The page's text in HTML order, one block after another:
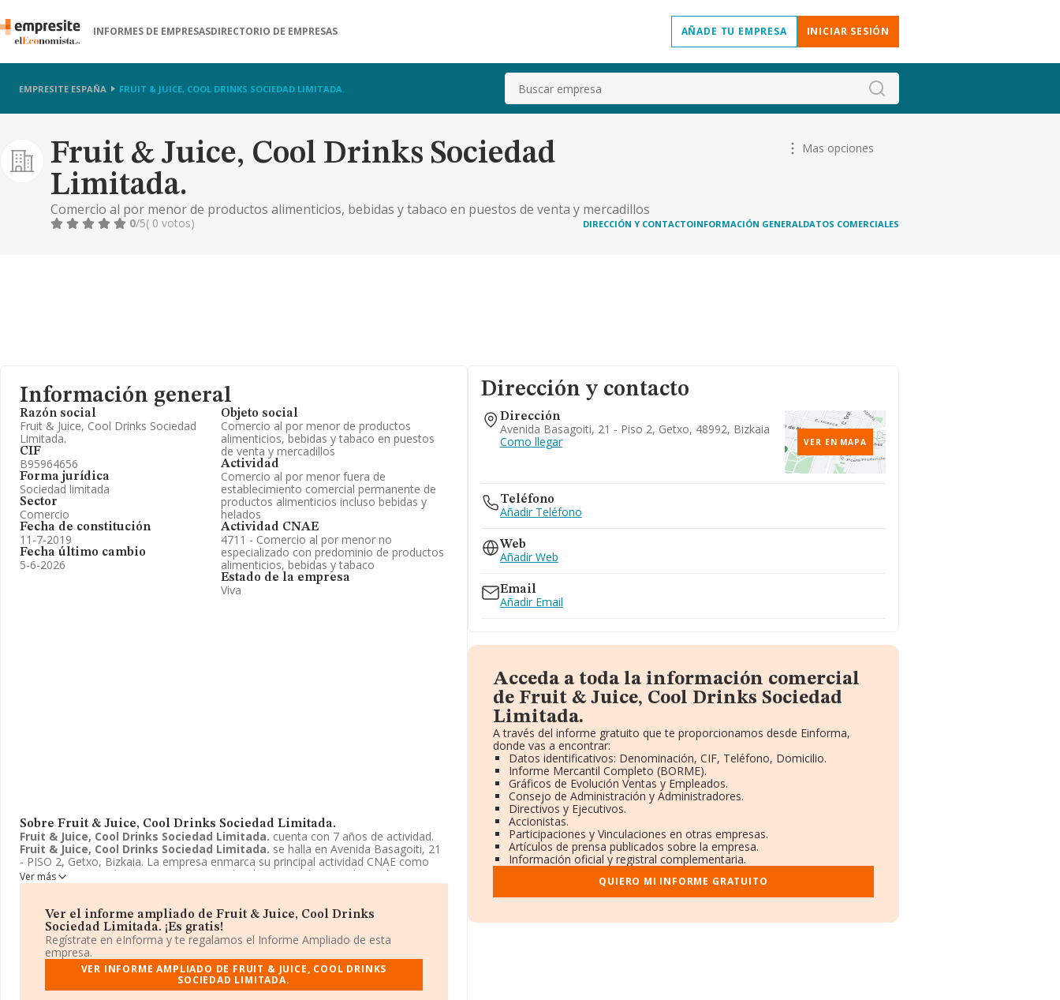
INFORMES DE EMPRESASDIRECTORIO DE EMPRESAS AÑADE TU EMPRESA INICIAR SESIÓN
EMPRESITE ESPAÑA FRUIT & JUICE, COOL DRINKS SOCIEDAD LIMITADA. Buscar
Fruit & Juice, Cool Drinks Sociedad
Limitada.
Comercio al por menor de productos alimenticios, bebidas y tabaco en puestos de venta y mercadillos
Mas opciones
0/5( 0 votos) DIRECCIÓN Y CONTACTOINFORMACIÓN GENERALDATOS COMERCIALES
Información general
Razón social
Fruit & Juice, Cool Drinks Sociedad
Limitada.
CIF
B95964656
Forma jurídica
Sociedad limitada
Sector
Comercio
Fecha de constitución
11-7-2019
Fecha último cambio
5-6-2026
Objeto social
Comercio al por menor de productos
alimenticios, bebidas y tabaco en puestos
de venta y mercadillos
Actividad
Comercio al por menor fuera de
establecimiento comercial permanente de
productos alimenticios incluso bebidas y
helados
Actividad CNAE
4711 - Comercio al por menor no
especializado con predominio de productos
alimenticios, bebidas y tabaco
Estado de la empresa
Viva
Sobre Fruit & Juice, Cool Drinks Sociedad Limitada.
Fruit & Juice, Cool Drinks Sociedad Limitada. cuenta con 7 años de actividad.
Fruit & Juice, Cool Drinks Sociedad Limitada. se halla en Avenida Basagoiti, 21
- PISO 2, Getxo, Bizkaia. La empresa enmarca su principal actividad CNAE como
4711 - Comercio al por menor no especializado con predominio de productos
alimenticios, bebidas y tabaco.Fruit & Juice, Cool Drinks Sociedad Limitada.
Ver más
Ver el informe ampliado de Fruit & Juice, Cool Drinks
Sociedad Limitada. ¡Es gratis!
Regístrate en eInforma y te regalamos el Informe Ampliado de esta
empresa.
VER INFORME AMPLIADO DE FRUIT & JUICE, COOL DRINKS
SOCIEDAD LIMITADA.
Dirección y contacto
Dirección
Avenida Basagoiti, 21 - Piso 2, Getxo, 48992, Bizkaia
Como llegar
VER EN MAPA
Teléfono
Añadir Teléfono
Web
Añadir Web
Email
Añadir Email
Acceda a toda la información comercial
de Fruit & Juice, Cool Drinks Sociedad
Limitada.
A través del informe gratuito que te proporcionamos desde Einforma,
donde vas a encontrar:
Datos identificativos: Denominación, CIF, Teléfono, Domicilio.
Informe Mercantil Completo (BORME).
Gráficos de Evolución Ventas y Empleados.
Consejo de Administración y Administradores.
Directivos y Ejecutivos.
Accionistas.
Participaciones y Vinculaciones en otras empresas.
Artículos de prensa publicados sobre la empresa.
Información oficial y registral complementaria.
QUIERO MI INFORME GRATUITO